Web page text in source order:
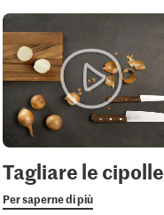
Tagliare le cipolle
Per saperne di più